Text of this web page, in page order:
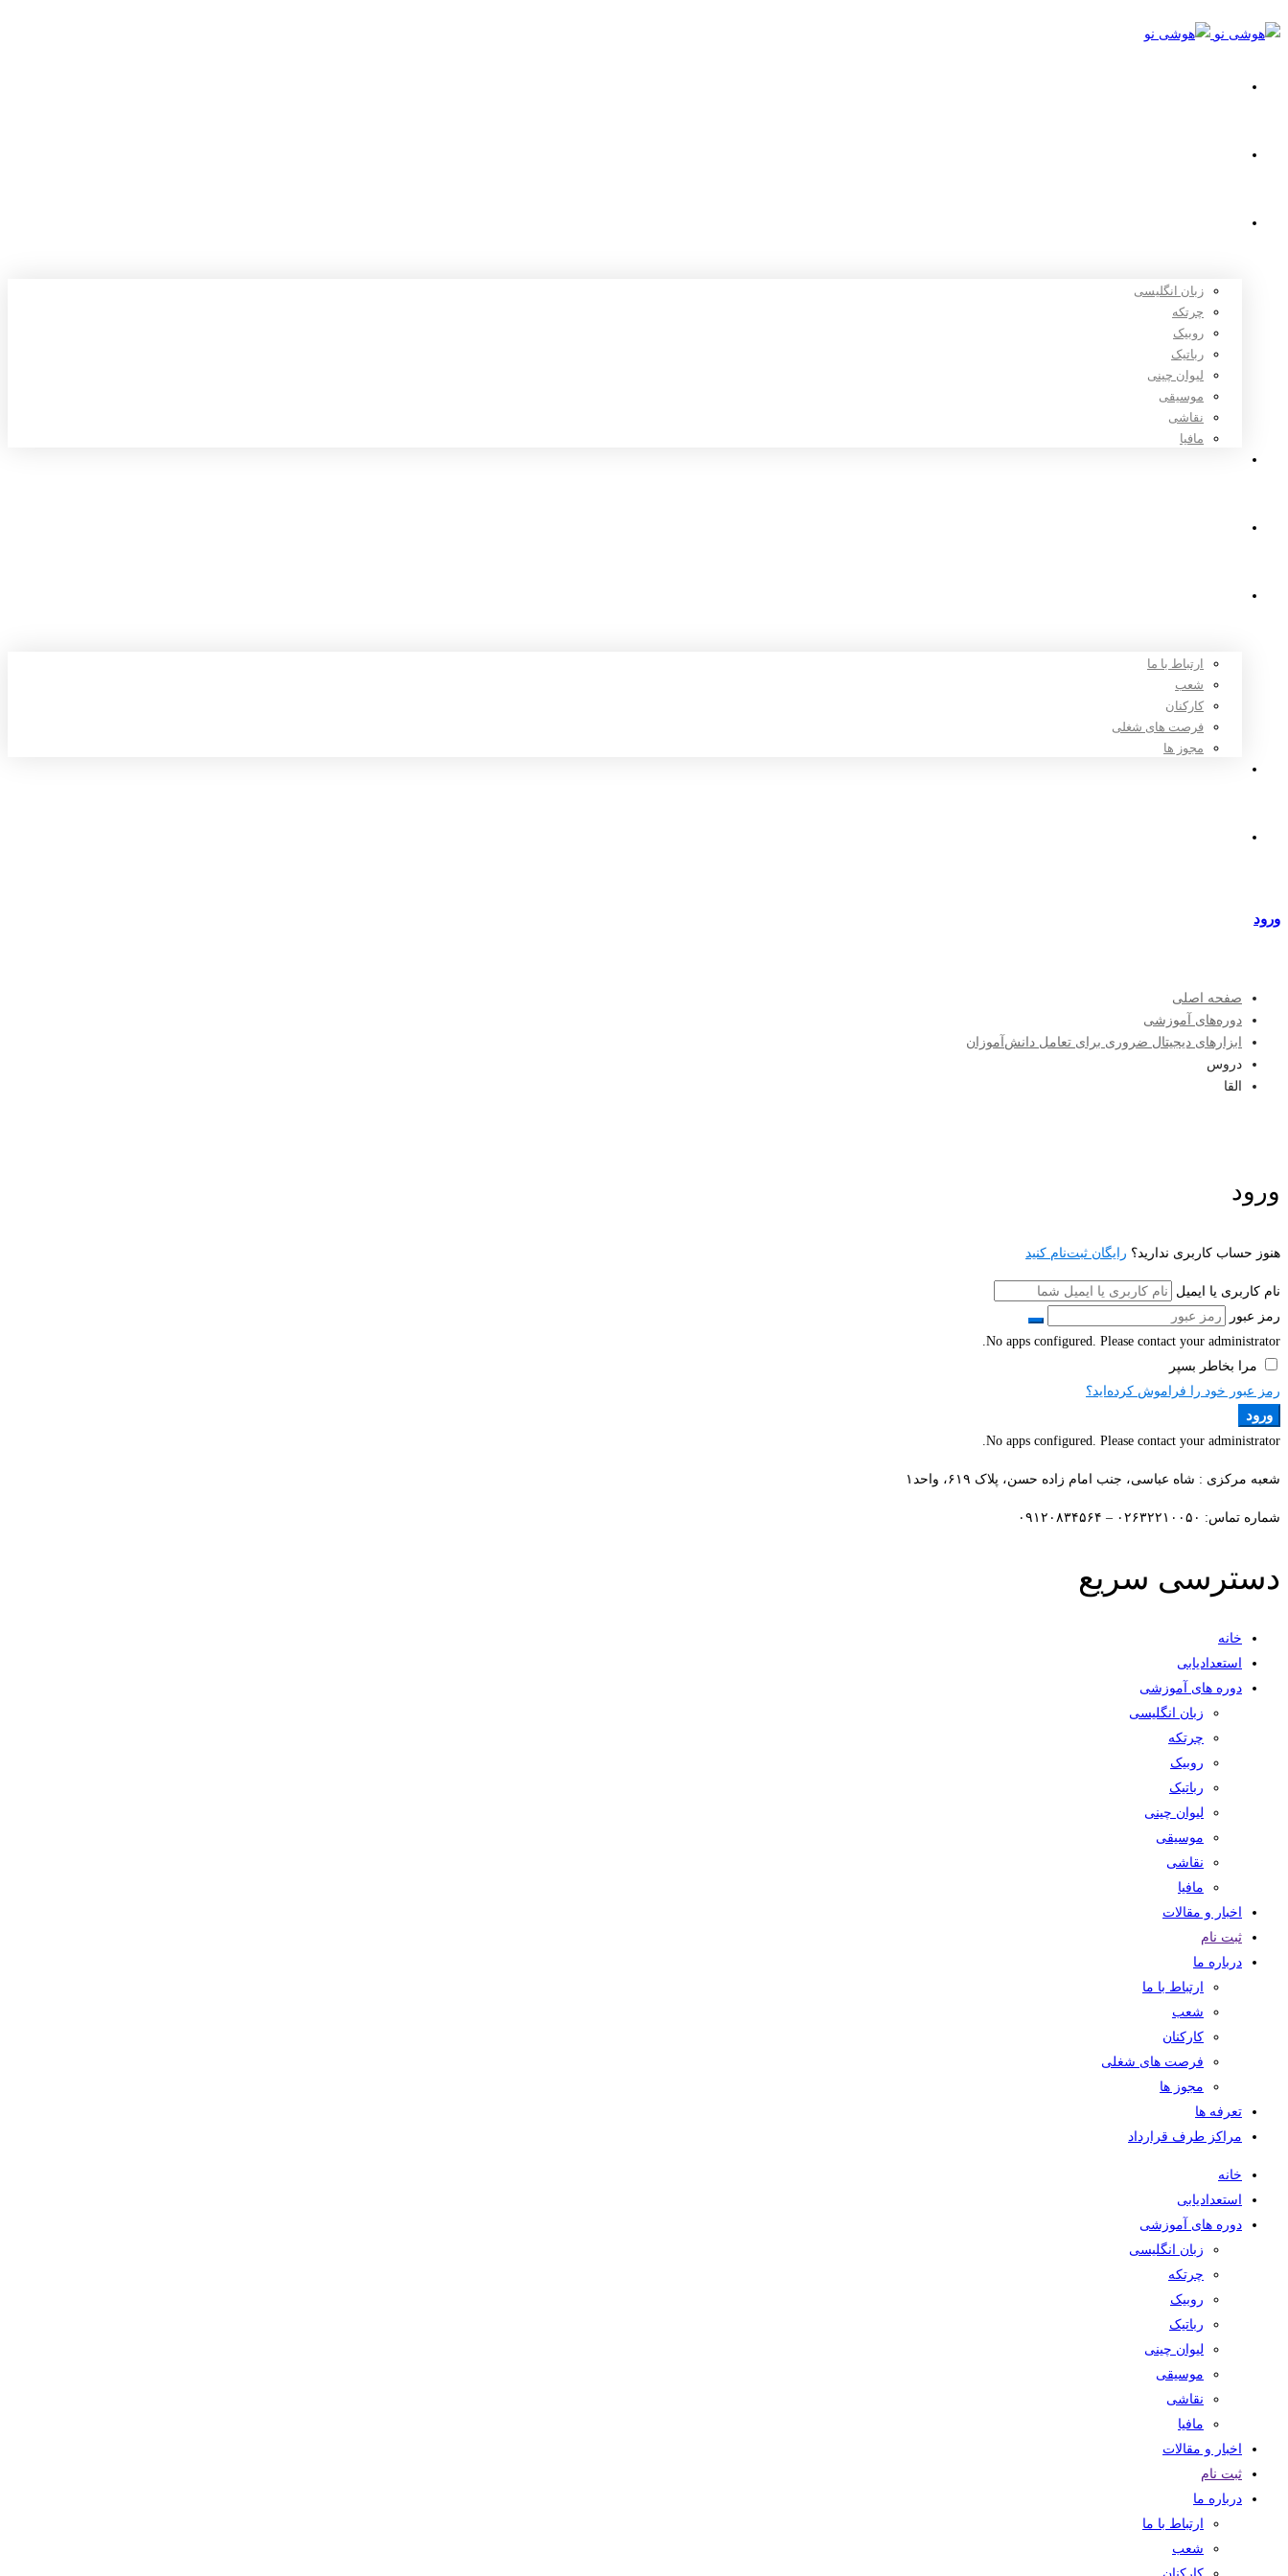
زبان انگلیسی
چرتکه
روبیک
رباتیک
لیوان چینی
موسیقی
نقاشی
مافیا
ارتباط با ما
شعب
کارکنان
فرصت های شغلی
مجوز ها
ورود
صفحه اصلی
دوره‌های آموزشی
ابزارهای دیجیتال ضروری برای تعامل دانش‌آموزان
دروس
القا
ورود
هنوز حساب کاربری ندارید؟ رایگان ثبت‌نام کنید
نام کاربری یا ایمیل
رمز عبور
No apps configured. Please contact your administrator.
مرا بخاطر بسپر
رمز عبور خود را فراموش کرده‌اید؟
ورود
No apps configured. Please contact your administrator.
شعبه مرکزی : شاه عباسی، جنب امام زاده حسن، پلاک ۶۱۹، واحد۱​
شماره تماس: ۰۲۶۳۲۲۱۰۰۵۰ – ۰۹۱۲۰۸۳۴۵۶۴
دسترسی سریع
خانه
استعدادیابی
دوره های آموزشی
زبان انگلیسی
چرتکه
روبیک
رباتیک
لیوان چینی
موسیقی
نقاشی
مافیا
اخبار و مقالات
ثبت نام
درباره ما
ارتباط با ما
شعب
کارکنان
فرصت های شغلی
مجوز ها
تعرفه ها
مراکز طرف قرارداد
خانه
استعدادیابی
دوره های آموزشی
زبان انگلیسی
چرتکه
روبیک
رباتیک
لیوان چینی
موسیقی
نقاشی
مافیا
اخبار و مقالات
ثبت نام
درباره ما
ارتباط با ما
شعب